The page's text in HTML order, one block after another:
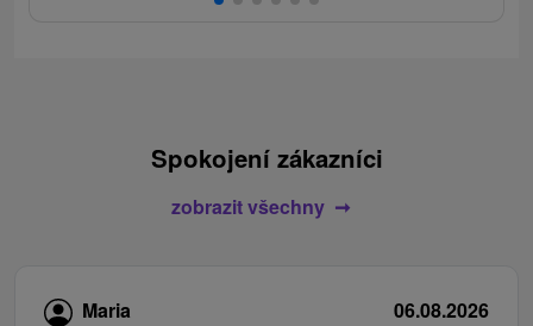
Spokojení zákazníci
zobrazit všechny
Maria
06.08.2026